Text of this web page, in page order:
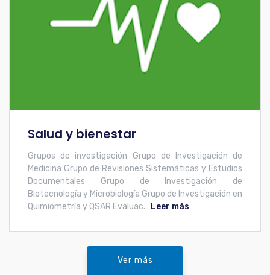
Salud y bienestar
Grupos de investigación Grupo de Investigación de
Medicina Grupo de Revisiones Sistemáticas y Estudios
Documentales Grupo de Investigación de
Biotecnología y Microbiología Grupo de Investigación en
Quimiometría y QSAR Evaluac... Leer más
Ver más